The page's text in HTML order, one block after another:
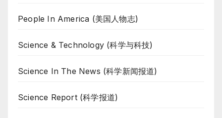
People In America (美国人物志)
Science & Technology (科学与科技)
Science In The News (科学新闻报道)
Science Report (科学报道)